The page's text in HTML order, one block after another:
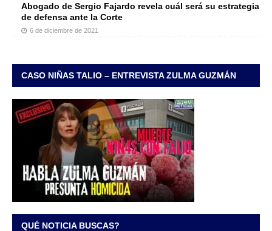
Abogado de Sergio Fajardo revela cuál será su estrategia
de defensa ante la Corte
6 de diciembre de 2021
CASO NIÑAS TALIO – ENTREVISTA ZULMA GUZMÁN
QUÉ NOTICIA BUSCAS?